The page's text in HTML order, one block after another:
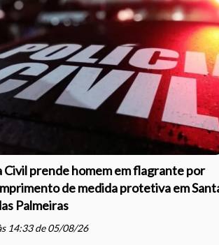
Civil prende homem em flagrante por
de medida protetiva em
Palmeiras
14:33 de 05/08/26